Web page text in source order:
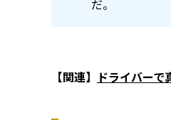
だ。
【関連】 ドライバー